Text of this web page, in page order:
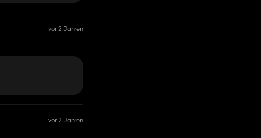
vor 2 Jahren
vor 2 Jahren